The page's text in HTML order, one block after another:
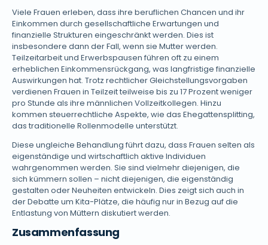
Viele Frauen erleben, dass ihre beruflichen Chancen und ihr
Einkommen durch gesellschaftliche Erwartungen und
finanzielle Strukturen eingeschränkt werden. Dies ist
insbesondere dann der Fall, wenn sie Mutter werden.
Teilzeitarbeit und Erwerbspausen führen oft zu einem
erheblichen Einkommensrückgang, was langfristige finanzielle
Auswirkungen hat. Trotz rechtlicher Gleichstellungsvorgaben
verdienen Frauen in Teilzeit teilweise bis zu 17 Prozent weniger
pro Stunde als ihre männlichen Vollzeitkollegen. Hinzu
kommen steuerrechtliche Aspekte, wie das Ehegattensplitting,
das traditionelle Rollenmodelle unterstützt.
Diese ungleiche Behandlung führt dazu, dass Frauen selten als
eigenständige und wirtschaftlich aktive Individuen
wahrgenommen werden. Sie sind vielmehr diejenigen, die
sich kümmern sollen – nicht diejenigen, die eigenständig
gestalten oder Neuheiten entwickeln. Dies zeigt sich auch in
der Debatte um Kita-Plätze, die häufig nur in Bezug auf die
Entlastung von Müttern diskutiert werden.
Zusammenfassung